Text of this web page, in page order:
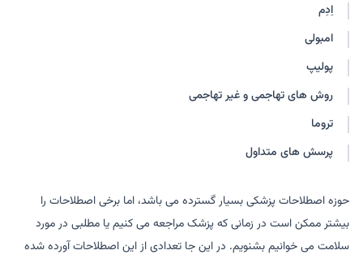
اِدِم
امبولی
پولیپ
روش های تهاجمی و غیر تهاجمی
تروما
پرسش های متداول
حوزه اصطلاحات پزشکی بسیار گسترده می باشد، اما برخی اصطلاحات را
بیشتر ممکن است در زمانی که پزشک مراجعه می کنیم یا مطلبی در مورد
سلامت می خوانیم بشنویم. در این جا تعدادی از این اصطلاحات آورده شده